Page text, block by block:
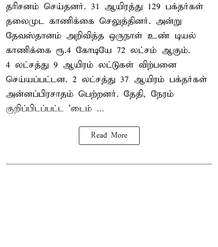
தரிசனம் செய்தனர். 31 ஆயிரத்து 129 பக்தர்கள்
தலைமுட காணிக்கை செலுத்தினர். அன்று
தேவஸ்தானம் அறிவித்த ஒருநாள் உண் டியல்
காணிக்கை ரூ.4 கோடியே 72 லட்சம் ஆகும்.
4 லட்சத்து 9 ஆயிரம் லட்டுகள் விற்பனை
செய்யப்பட்டன. 2 லட்சத்து 37 ஆயிரம் பக்தர்கள்
அன்னப்பிரசாதம் பெற்றனர். தேதி, நேரம்
குறிப்பிடப்பட்ட 'டைம் ...
Read More